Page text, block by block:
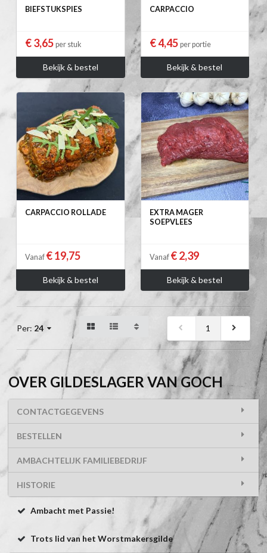
BIEFSTUKSPIES
€ 3,65 per stuk
Bekijk & bestel
CARPACCIO
€ 4,45 per portie
Bekijk & bestel
CARPACCIO ROLLADE
Vanaf € 19,75
Bekijk & bestel
EXTRA MAGER
SOEPVLEES
Vanaf € 2,39
Bekijk & bestel
Per: 24 1
OVER GILDESLAGER VAN GOCH
CONTACTGEGEVENS
BESTELLEN
AMBACHTELIJK FAMILIEBEDRIJF
HISTORIE
Ambacht met Passie!
Trots lid van het Worstmakersgilde